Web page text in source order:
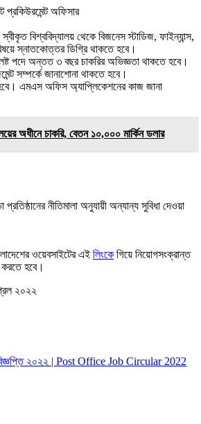
প্রকিউরমেন্ট অফিসার
স্বীকৃত বিশ্ববিদ্যালয় থেকে বিজনেস স্টাডিজ, ফাইন্যান্স,
স্নাতকোত্তর ডিগ্রি থাকতে হবে।
পদে অন্তত ৩ বছর চাকরির অভিজ্ঞতা থাকতে হবে।
সম্পর্কে জানাশোনা থাকতে হবে।
এমএস অফিস অ্যাপ্লিকেশনের কাজ জানা
অধীনে চাকরি, বেতন ১০,০০০ মার্কিন ডলার
নীতিমালা অনুযায়ী অন্যান্য সুবিধা দেওয়া
ওয়েবসাইটের এই লিংকে গিয়ে নিয়োগসংক্রান্ত
হবে।
২০২২
বিজ্ঞপ্তি ২০২২ | Post Office Job Circular 2022